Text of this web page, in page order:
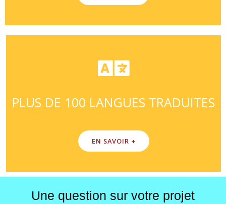
PLUS DE 100 LANGUES TRADUITES
EN SAVOIR +
Une question sur votre projet